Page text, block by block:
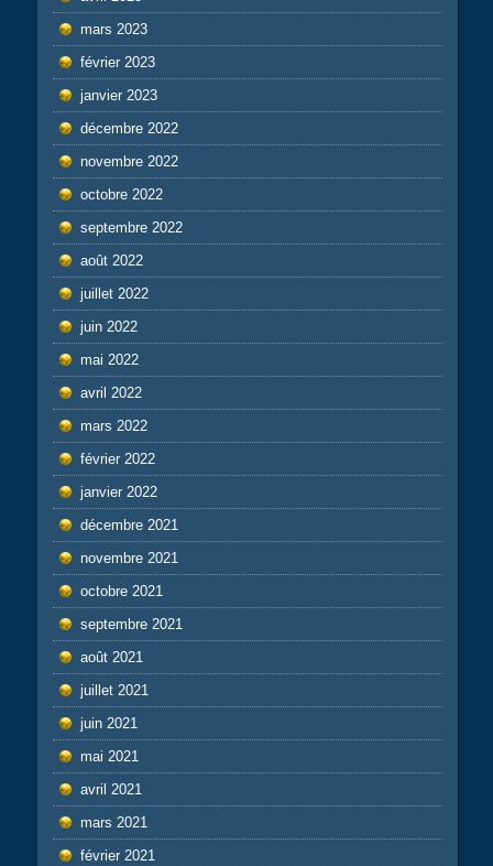
mars 2023
février 2023
janvier 2023
décembre 2022
novembre 2022
octobre 2022
septembre 2022
août 2022
juillet 2022
juin 2022
mai 2022
avril 2022
mars 2022
février 2022
janvier 2022
décembre 2021
novembre 2021
octobre 2021
septembre 2021
août 2021
juillet 2021
juin 2021
mai 2021
avril 2021
mars 2021
février 2021